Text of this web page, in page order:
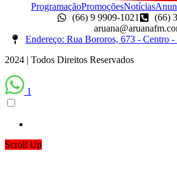
ProgramaçãoPromoçõesNotícias
(66) 9 9909-1021
(66)
Endereço: Rua Bororos, 673 - Centro
2024 | Todos Direitos Reservados
1
Scroll Up